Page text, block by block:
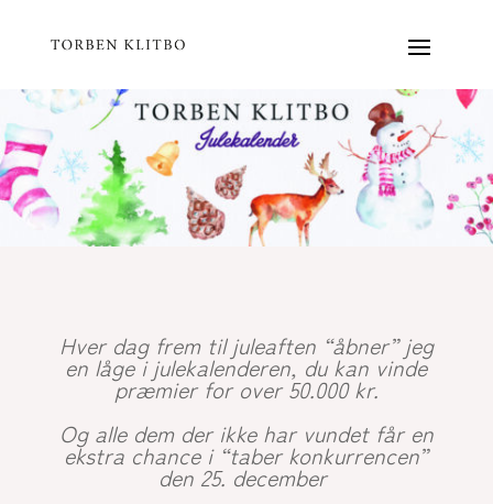
Hver dag frem til juleaften “åbner” jeg
en låge i julekalenderen, du kan vinde
præmier for over 50.000 kr.
Og alle dem der ikke har vundet får en
ekstra chance i “taber konkurrencen”
den 25. december